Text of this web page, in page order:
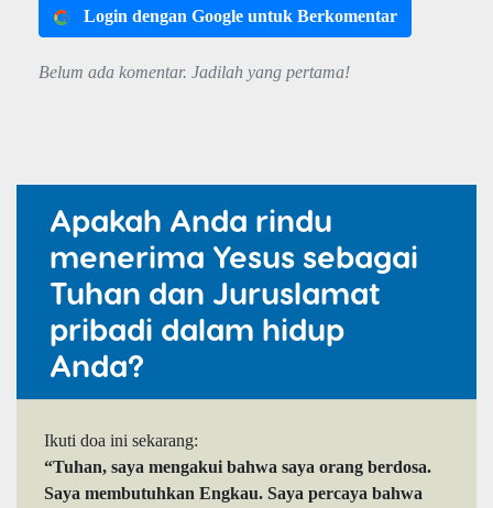
Login dengan Google untuk Berkomentar
Belum ada komentar. Jadilah yang pertama!
Apakah Anda rindu
menerima Yesus sebagai
Tuhan dan Juruslamat
pribadi dalam hidup
Anda?
Ikuti doa ini sekarang:
“Tuhan, saya mengakui bahwa saya orang berdosa.
Saya membutuhkan Engkau. Saya percaya bahwa